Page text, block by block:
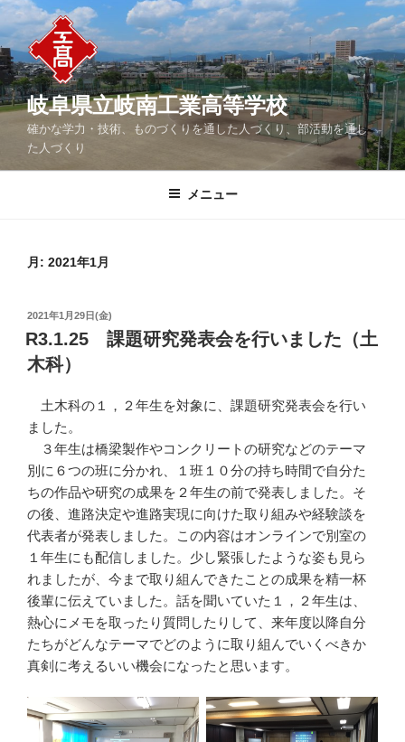
コ
ン
テ
ン
ツ
へ
岐阜県立岐南工業高等学校
確かな学力・技術、ものづくりを通した人づくり、部活動を通し
た人づくり
メニュー
月: 2021年1月
投
稿
日:
2021年1月29日(金)
R3.1.25 課題研究発表会を行いました（土
木科）
土木科の１，２年生を対象に、課題研究発表会を行い
ました。
３年生は橋梁製作やコンクリートの研究などのテーマ
別に６つの班に分かれ、１班１０分の持ち時間で自分た
ちの作品や研究の成果を２年生の前で発表しました。そ
の後、進路決定や進路実現に向けた取り組みや経験談を
代表者が発表しました。この内容はオンラインで別室の
１年生にも配信しました。少し緊張したような姿も見ら
れましたが、今まで取り組んできたことの成果を精一杯
後輩に伝えていました。話を聞いていた１，２年生は、
熱心にメモを取ったり質問したりして、来年度以降自分
たちがどんなテーマでどのように取り組んでいくべきか
真剣に考えるいい機会になったと思います。